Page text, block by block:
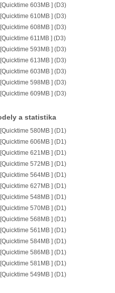
[Quicktime 603MB ] (D3)
[Quicktime 610MB ] (D3)
[Quicktime 608MB ] (D3)
[Quicktime 611MB ] (D3)
[Quicktime 593MB ] (D3)
[Quicktime 613MB ] (D3)
[Quicktime 603MB ] (D3)
[Quicktime 598MB ] (D3)
[Quicktime 609MB ] (D3)
a statistika
[Quicktime 580MB ] (D1)
[Quicktime 606MB ] (D1)
[Quicktime 621MB ] (D1)
[Quicktime 572MB ] (D1)
[Quicktime 564MB ] (D1)
[Quicktime 627MB ] (D1)
[Quicktime 548MB ] (D1)
[Quicktime 570MB ] (D1)
[Quicktime 568MB ] (D1)
[Quicktime 561MB ] (D1)
[Quicktime 584MB ] (D1)
[Quicktime 586MB ] (D1)
[Quicktime 581MB ] (D1)
[Quicktime 549MB ] (D1)